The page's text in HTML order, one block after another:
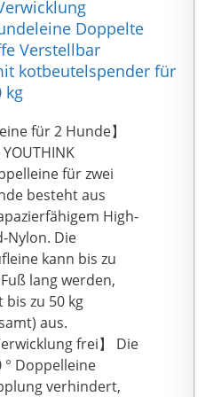
Hunde laufen
laufen, sind
und
normalerweise
Problem.
】Die
für Hunde
reflektierenden
ausgestattet,
für den Einsatz
Nacht. Unsere
bis Zwei-
hat eine
Zugfestigkeit,
für kleine,
gut und
an und
ein
Kurzführen
- Durch
werden
& Wirbelsäule
Dir und Deinem
geschont. Bei
eines
entlastet
elastische
ebenfalls
Deiner
GEFÜHL | Für
steht im
Doppelte
Verstellbar
kotbeutelspender für
kg
für 2 Hunde】
für zwei
besteht aus
High-
Nylon. Die
kann bis zu
lang werden,
bis zu 50 kg
aus.
frei】 Die
° Doppelleine
verhindert,